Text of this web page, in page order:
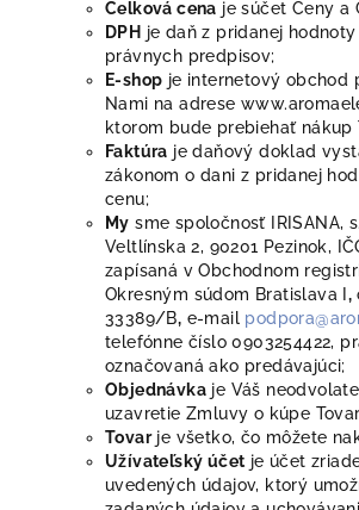
Celková cena je súčet Ceny a
DPH je daň z pridanej
právnych predpisov;
E-shop je internetový obchod
Nami na adrese
ktorom bude prebiehať nákup
Faktúra je daňový doklad
zákonom o dani z pridanej
cenu;
My sme spoločnosť IRISANA,
Veltlínska 2, 90201 Pezinok,
zapísaná v Obchodnom
Okresným súdom Bratislava I ,
33389/B, e-mail
telefónne číslo 0903254422,
označovaná ako predávajúci;
Objednávka je Váš
uzavretie Zmluvy o kúpe
Tovarje všetko, čo môžete
Užívateľský účet je účet
uvedených údajov, ktorý